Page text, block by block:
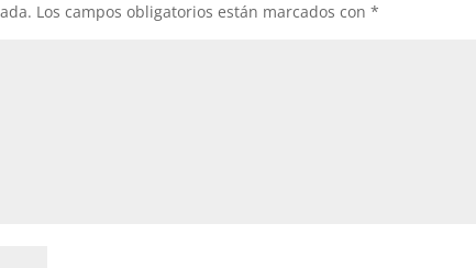
Los campos obligatorios están marcados con*